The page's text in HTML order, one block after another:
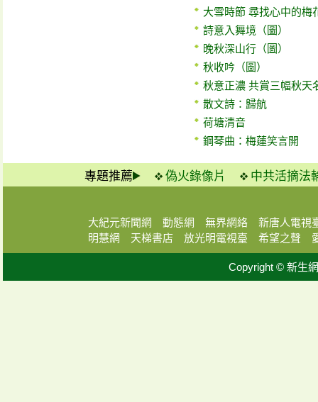
大雪時節 尋找心中的梅
詩意入舞境（圖）
晚秋深山行（圖）
秋收吟（圖）
秋意正濃 共賞三幅秋天
散文詩：歸航
荷塘清音
鋼琴曲：梅蓮笑言開
專題推薦 偽火錄像片 中共活摘法
大紀元新聞網 動態網 無界網絡
新唐人電視
明慧網
天梯書店 放光明電視臺 希望之聲
Copyright © 新生